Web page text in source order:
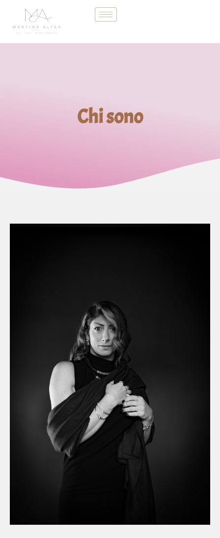
Chi sono